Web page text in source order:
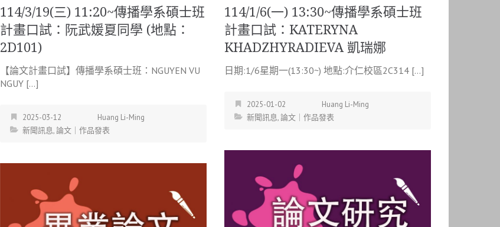
114/3/19(三) 11:20~傳播學系碩士班
計畫口試：阮武媛夏同學 (地點：
2D101)
【論文計畫口試】傳播學系碩士班：NGUYEN VU
NGUY […]
2025-03-12
Huang Li-Ming
新聞訊息,論文｜作品發表
114/1/6(一) 13:30~傳播學系碩士班
計畫口試：KATERYNA
KHADZHYRADIEVA 凱瑞娜
日期:1/6星期一(13:30~) 地點:介仁校區2C314 […]
2025-01-02
Huang Li-Ming
新聞訊息,論文｜作品發表